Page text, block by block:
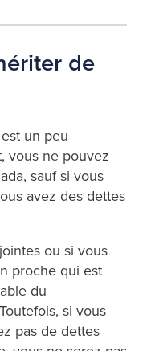
de
un peu
vous ne pouvez
sauf si vous
avez des dettes
ou si vous
proche qui est
du
si vous
pas de dettes